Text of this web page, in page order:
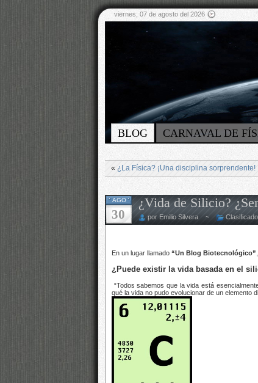
viernes, 07 de agosto del 2026
BLOG CARNAVAL DE
« ¿La Física? ¡Una disciplina sorprendente!
AGO
30
¿Vida de Silicio?
por Emilio Silvera ~
En un lugar llamado “Un Blog Biotecnológico”
¿Puede existir la vida basada en el
“Todos sabemos que la vida está
qué la vida no pudo evolucionar de un elemento